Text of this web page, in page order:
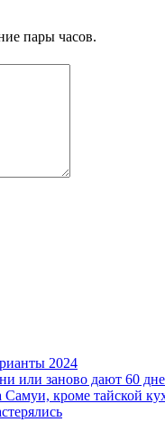
пары часов.
2024
или заново дают 60
кроме тайской